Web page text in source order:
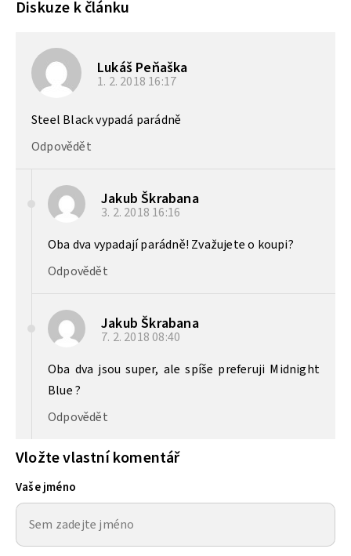
Diskuze k článku
Lukáš Peňaška
1. 2. 2018 16:17
Steel Black vypadá parádně
Odpovědět
Jakub Škrabana
3. 2. 2018 16:16
Oba dva vypadají parádně! Zvažujete o koupi?
Odpovědět
Jakub Škrabana
7. 2. 2018 08:40
Oba dva jsou super, ale spíše preferuji Midnight
Blue ?
Odpovědět
Vložte vlastní komentář
Vaše jméno